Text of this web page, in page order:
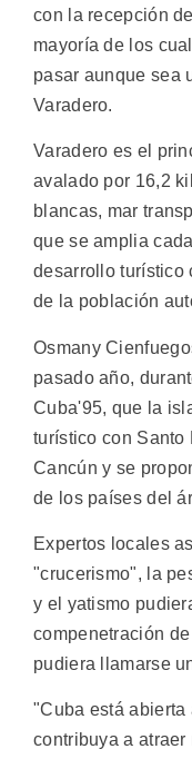
con la recepción
mayoría de los
pasar aunque sea
Varadero.
Varadero es el
avalado por 16,2
blancas, mar
que se amplia
desarrollo turístico
de la población
Osmany
pasado año,
Cuba'95, que la
turístico con Santo
Cancún y se
de los países del
Expertos locales
"crucerismo", la
y el yatismo
compenetración
pudiera llamarse
"Cuba está abierta
contribuya a